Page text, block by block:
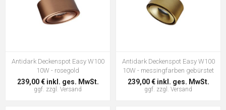
Antidark Deckenspot Easy W100
10W - rosegold
239,00 € inkl. ges. MwSt.
ggf. zzgl. Versand
Antidark Deckenspot Easy W100
10W - messingfarben gebürstet
239,00 € inkl. ges. MwSt.
ggf. zzgl. Versand